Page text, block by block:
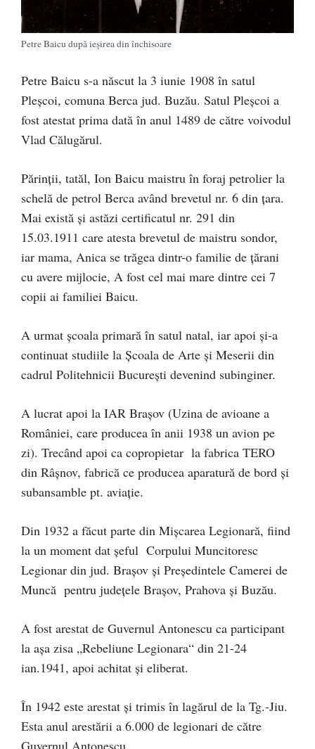
Petre Baicu după ieşirea din închisoare
Petre Baicu s-a născut la 3 iunie 1908 în satul
Pleșcoi, comuna Berca jud. Buzău. Satul Pleșcoi a
fost atestat prima dată în anul 1489 de către voivodul
Vlad Călugărul.
Părinții, tatăl, Ion Baicu maistru în foraj petrolier la
schelă de petrol Berca având brevetul nr. 6 din țara.
Mai există și astăzi certificatul nr. 291 din
15.03.1911 care atesta brevetul de maistru sondor,
iar mama, Anica se trăgea dintr-o familie de țărani
cu avere mijlocie, A fost cel mai mare dintre cei 7
copii ai familiei Baicu.
A urmat școala primară în satul natal, iar apoi și-a
continuat studiile la Școala de Arte și Meserii din
cadrul Politehnicii București devenind subinginer.
A lucrat apoi la IAR Brașov (Uzina de avioane a
României, care producea în anii 1938 un avion pe
zi). Trecând apoi ca copropietar la fabrica TERO
din Râșnov, fabrică ce producea aparatură de bord și
subansamble pt. aviație.
Din 1932 a făcut parte din Mișcarea Legionară, fiind
la un moment dat șeful Corpului Muncitoresc
Legionar din jud. Brașov și Președintele Camerei de
Muncă pentru județele Brașov, Prahova și Buzău.
A fost arestat de Guvernul Antonescu ca participant
la așa zisa „Rebeliune Legionara“ din 21-24
ian.1941, apoi achitat și eliberat.
În 1942 este arestat și trimis în lagărul de la Tg.-Jiu.
Esta anul arestării a 6.000 de legionari de către
Guvernul Antonescu.